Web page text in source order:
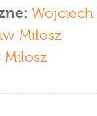
Wojciech
Miłosz